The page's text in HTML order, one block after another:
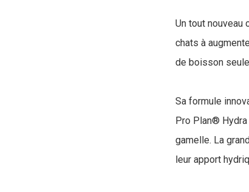
Un tout nouveau
chats à
de boisson
Sa formule
Pro Plan®
gamelle. La
leur apport